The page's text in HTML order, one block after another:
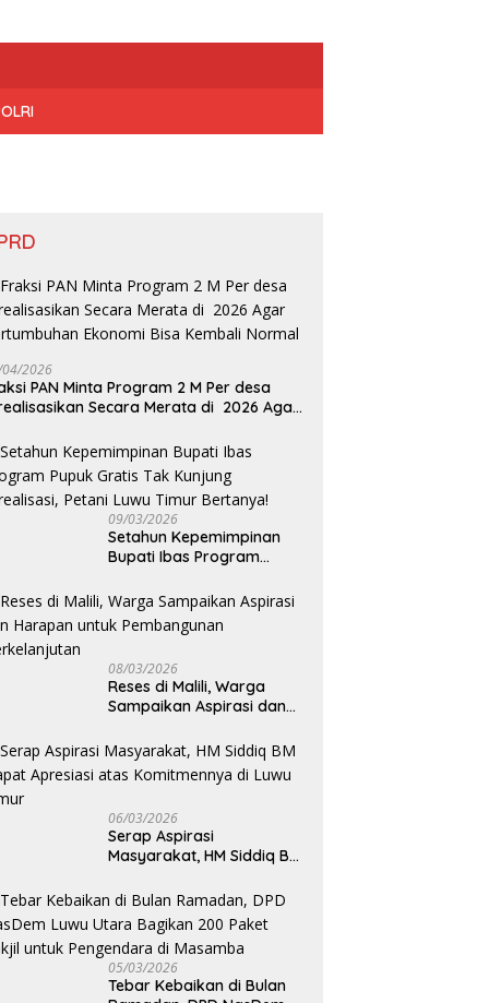
2026
PAN Minta Program 2 M Per desa
Secara Merata di 2026 Agar
09/03/2026
Setahun Kepemimpinan
Bupati Ibas Program
Direalisasi, Petani Luwu
Timur Bertanya!
08/03/2026
Reses di Malili, Warga
Sampaikan Aspirasi dan
Pembangunan
Berkelanjutan
06/03/2026
Serap Aspirasi
Masyarakat, HM Siddiq BM
Komitmennya di Luwu
Timur
05/03/2026
Tebar Kebaikan di Bulan